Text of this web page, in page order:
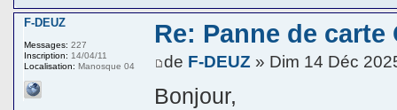
Re: Panne de
de F-DEUZ » Dim 14 Déc
Bonjour,
F-DEUZ
Messages: 227
Inscription: 14/04/11
Localisation: Manosque 04